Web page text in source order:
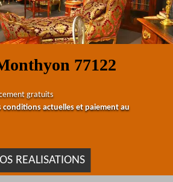
77122
gratuits
conditions actuelles et paiement au
REALISATIONS